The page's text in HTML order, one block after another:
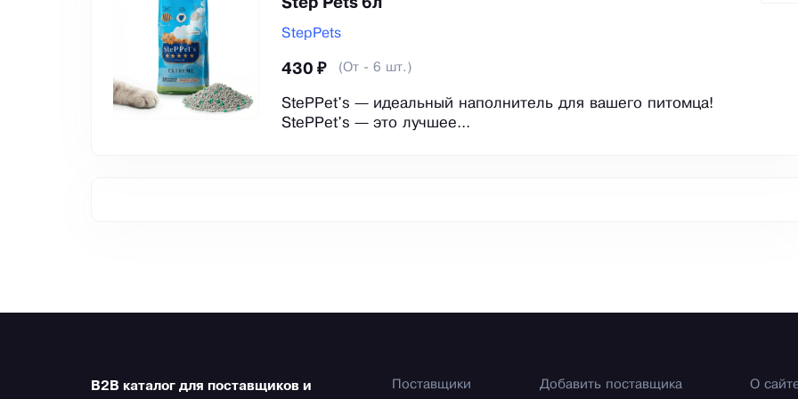
Step Pets 6л
StepPets
430 ₽ (От - 6 шт.)
StePPet's — идеальный наполнитель для вашего питомца!
StePPet's — это лучшее...
B2B каталог для поставщиков и Поставщики Добавить поставщика О